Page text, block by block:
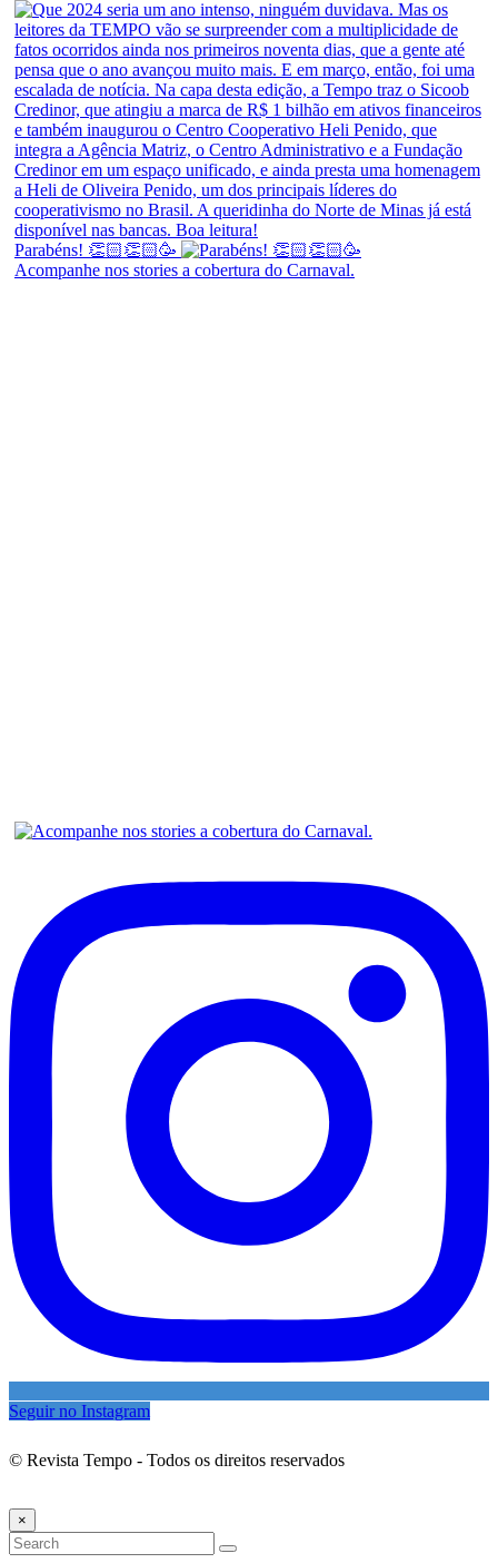
Parabéns! 👏🏻👏🏻🥳
Acompanhe nos stories a cobertura do Carnaval.
Seguir no Instagram
© Revista Tempo - Todos os direitos reservados
×